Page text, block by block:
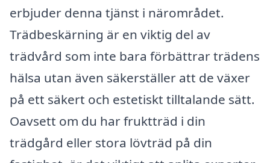
erbjuder denna tjänst i närområdet.
Trädbeskärning är en viktig del av
trädvård som inte bara förbättrar trädens
hälsa utan även säkerställer att de växer
på ett säkert och estetiskt tilltalande sätt.
Oavsett om du har fruktträd i din
trädgård eller stora lövträd på din